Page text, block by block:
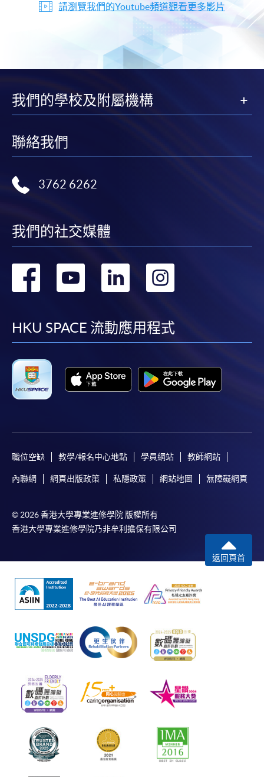
請瀏覽我們的Youtube頻道觀看更多影片
我們的學校及附屬機構
聯絡我們
3762 6262
我們的社交媒體
轉
facebook
轉
youtube
轉
linkedin
轉
HKU SPACE 流動應用程式
職位空缺 教學/報名中心地點 學員網站 教師網站
內聯網 網頁出版政策 私隱政策 網站地圖 無障礙網頁
© 2026 香港大學專業進修學院 版權所有
香港大學專業進修學院乃非牟利擔保有限公司
返回頁首